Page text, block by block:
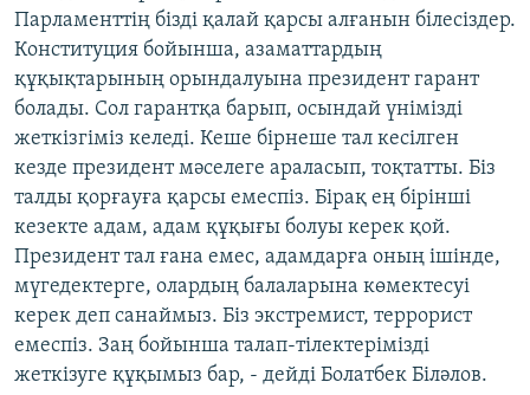
Парламенттің бізді қалай қарсы алғанын білесіздер.
Конституция бойынша, азаматтардың
құқықтарының орындалуына президент гарант
болады. Сол гарантқа барып, осындай үнімізді
жеткізгіміз келеді. Кеше бірнеше тал кесілген
кезде президент мәселеге араласып, тоқтатты. Біз
талды қорғауға қарсы емеспіз. Бірақ ең бірінші
кезекте адам, адам құқығы болуы керек қой.
Президент тал ғана емес, адамдарға оның ішінде,
мүгедектерге, олардың балаларына көмектесуі
керек деп санаймыз. Біз экстремист, террорист
емеспіз. Заң бойынша талап-тілектерімізді
жеткізуге құқымыз бар, - дейді Болатбек Біләлов.